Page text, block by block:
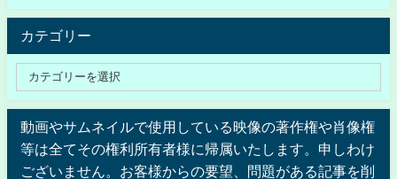
カテゴリー
動画やサムネイルで使用している映像の著作権や肖像権
等は全てその権利所有者様に帰属いたします。申しわけ
ございません。お客様からの要望、問題がある記事を削